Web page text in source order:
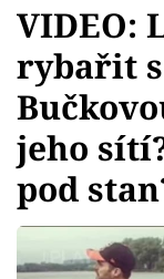
Témata
Showbyznys
Youtubeři
VIDEO:
rybařit
jeho
pod